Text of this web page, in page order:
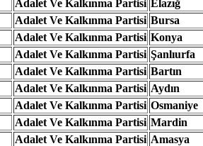
Adalet Ve Kalkınma Partisi Elazığ
Adalet Ve Kalkınma Partisi Bursa
Adalet Ve Kalkınma Partisi Konya
Adalet Ve Kalkınma Partisi Şanlıurfa
Adalet Ve Kalkınma Partisi Bartın
Adalet Ve Kalkınma Partisi Aydın
Adalet Ve Kalkınma Partisi Osmaniye
Adalet Ve Kalkınma Partisi Mardin
Adalet Ve Kalkınma Partisi Amasya